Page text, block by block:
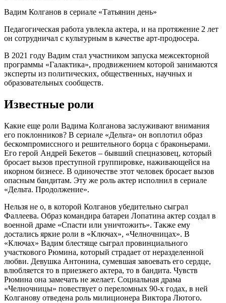
Вадим Колганов в сериале «Татьянин день»
Педагогическая работа увлекла актера, и на протяжение 2 лет
он сотрудничал с культурным в качестве арт-продюсера.
В 2021 году Вадим стал участником запуска межсекторной
программы «Галактика», продвижением которой занимаются
эксперты из политических, общественных, научных и
образовательных сообществ.
Известные роли
Какие еще роли Вадима Колганова заслуживают внимания
его поклонников? В сериале «Дельта» он воплотил образ
бескомпромиссного и решительного борца с браконьерами.
Его герой Андрей Бекетов – бывший спецназовец, который
бросает вызов преступной группировке, наживающейся на
икорном бизнесе. В одиночестве этот человек бросает вызов
опасным бандитам. Эту же роль актер исполнил в сериале
«Дельта. Продолжение».
Нельзя не о, в которой Колганов убедительно сыграл
Фаллеева. Образ командира батареи Лопатина актер создал в
военной драме «Спасти или уничтожить». Также ему
достались яркие роли в «Ключах», «Челночницах». В
«Ключах» Вадим блестяще сыграл провинциального
участкового Рюмина, который страдает от неразделенной
любви. Девушка Антонина, сумевшая завоевать его сердце,
влюбляется то в приезжего актера, то в бандита. Чувств
Рюмина она замечать не желает. Социальная драма
«Челночницы» повествует о переломных 90-х годах, в ней
Колганову отведена роль милиционера Виктора Лютого.